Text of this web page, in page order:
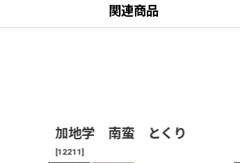
関連商品
加地学 南蛮 とくり
[12211]